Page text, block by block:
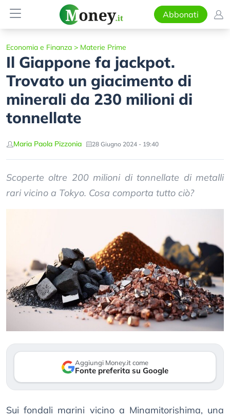
Abbonati
Economia e Finanza > Materie Prime
Il Giappone fa jackpot.
Trovato un giacimento di
minerali da 230 milioni di
tonnellate
Maria Paola Pizzonia 28 Giugno 2024 - 19:40
Scoperte oltre 200 milioni di tonnellate di metalli
rari vicino a Tokyo. Cosa comporta tutto ciò?
Aggiungi Money.it come
Fonte preferita su Google
Sui fondali marini vicino a Minamitorishima, una